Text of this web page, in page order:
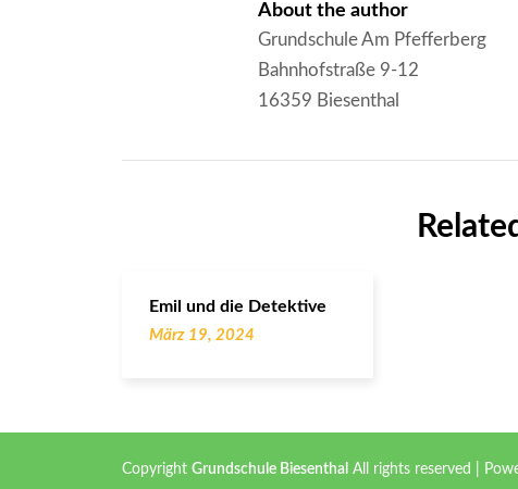
About the author
Grundschule Am Pfefferberg
Bahnhofstraße 9-12
16359 Biesenthal
Emil und die Detektive
März 19, 2024
Copyright Grundschule Biesenthal All rights reserved |